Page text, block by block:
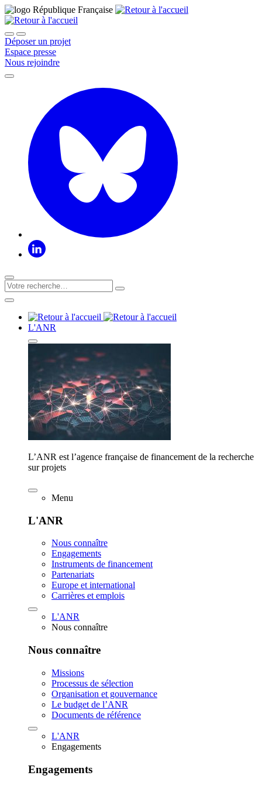
Déposer un projet
Espace presse
Nous rejoindre
L'ANR
L’ANR est l’agence française de financement de la recherche
sur projets
Menu
L'ANR
Nous connaître
Engagements
Instruments de financement
Partenariats
Europe et international
Carrières et emplois
L'ANR
Nous connaître
Nous connaître
Missions
Processus de sélection
Organisation et gouvernance
Le budget de l’ANR
Documents de référence
L'ANR
Engagements
Engagements